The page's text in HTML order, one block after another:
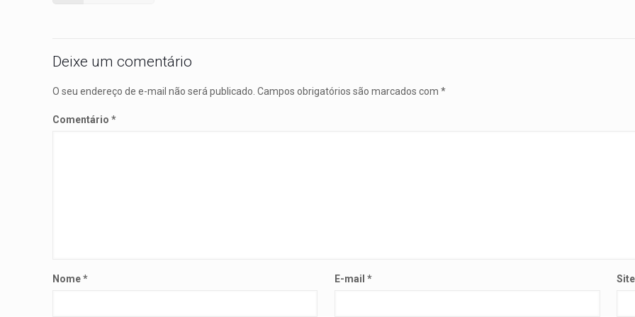
Deixe um comentário
O seu endereço de e-mail não será publicado. Campos obrigatórios são marcados com*
Comentário*
Nome* E-mail* Site